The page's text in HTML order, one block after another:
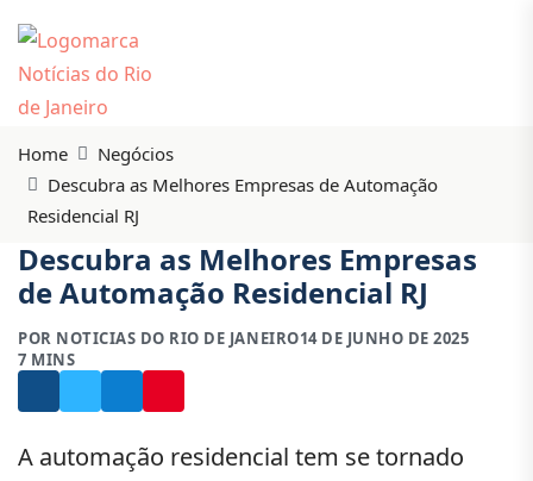
Home
Negócios
Descubra as Melhores Empresas de Automação
Residencial RJ
Descubra as Melhores Empresas
de Automação Residencial RJ
POR NOTICIAS DO RIO DE JANEIRO14 DE JUNHO DE 2025
7 MINS
A automação residencial tem se tornado